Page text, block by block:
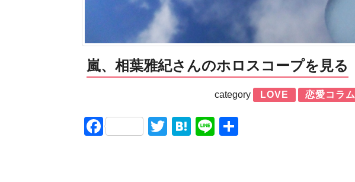
嵐、相葉雅紀さんのホロスコープを見る
category LOVE 恋愛コラム
FacebookTwitterHatena
Line